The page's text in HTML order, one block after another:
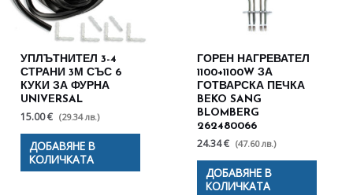
УПЛЪТНИТЕЛ 3-4
СТРАНИ 3М СЪС 6
КУКИ ЗА ФУРНА
UNIVERSAL
15.00 € (29.34 лв.)
ДОБАВЯНЕ В
КОЛИЧКАТА
ГОРЕН НАГРЕВАТЕЛ
1100+1100W ЗА
ГОТВАРСКА ПЕЧКА
BEKO SANG
BLOMBERG
262480066
24.34 € (47.60 лв.)
ДОБАВЯНЕ В
КОЛИЧКАТА